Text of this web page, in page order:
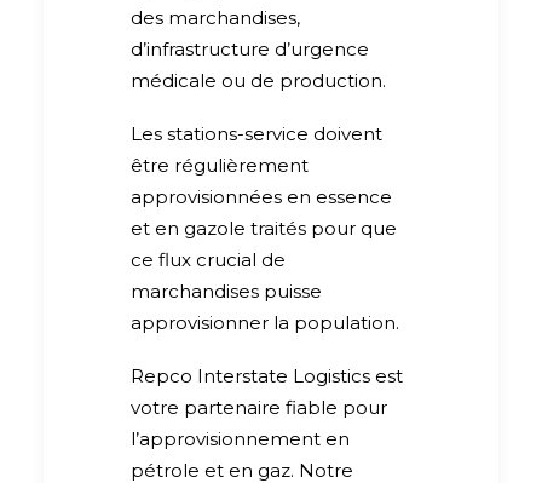
des marchandises,
d’infrastructure d’urgence
médicale ou de production.
Les stations-service doivent
être régulièrement
approvisionnées en essence
et en gazole traités pour que
ce flux crucial de
marchandises puisse
approvisionner la population.
Repco Interstate Logistics est
votre partenaire fiable pour
l’approvisionnement en
pétrole et en gaz. Notre